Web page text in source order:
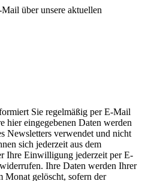
über unsere aktuellen
Sie regelmäßig per E-Mail
hier eingegebenen Daten werden
Newsletters verwendet und nicht
sich jederzeit aus dem
Ihre Einwilligung jederzeit per E-
widerrufen. Ihre Daten werden Ihrer
Monat gelöscht, sofern der